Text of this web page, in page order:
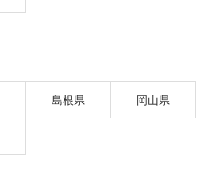
島根県 岡山県